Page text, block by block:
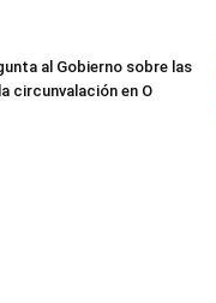
al Gobierno sobre las
circunvalación en O